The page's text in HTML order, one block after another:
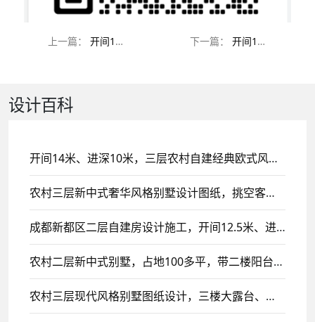
上一篇： 开间11.4米进深10.5米三层别墅设计图纸 下一篇： 开间12.4米进深10.6米三层新中式别墅设计图纸
设计百科
开间14米、进深10米，三层农村自建经典欧式风格别墅设计，带挑空客厅设计！
农村三层新中式奢华风格别墅设计图纸，挑空客厅设计
成都新都区二层自建房设计施工，开间12.5米、进深16米，带玻璃屋顶露台设计！
农村二层新中式别墅，占地100多平，带二楼阳台设计！
农村三层现代风格别墅图纸设计，三楼大露台、平顶设计风格